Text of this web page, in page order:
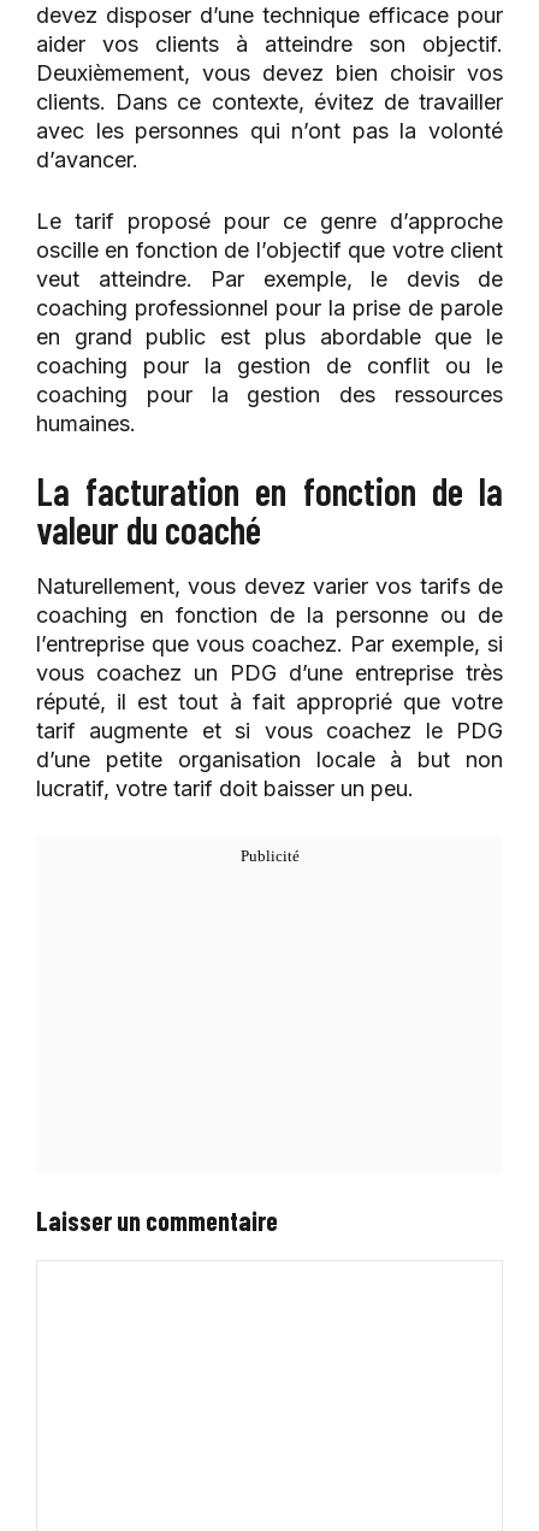
devez disposer d’une technique efficace pour
aider vos clients à atteindre son objectif.
Deuxièmement, vous devez bien choisir vos
clients. Dans ce contexte, évitez de travailler
avec les personnes qui n’ont pas la volonté
d’avancer.
Le tarif proposé pour ce genre d’approche
oscille en fonction de l’objectif que votre client
veut atteindre. Par exemple, le devis de
coaching professionnel pour la prise de parole
en grand public est plus abordable que le
coaching pour la gestion de conflit ou le
coaching pour la gestion des ressources
humaines.
La facturation en fonction de la
valeur du coaché
Naturellement, vous devez varier vos tarifs de
coaching en fonction de la personne ou de
l’entreprise que vous coachez. Par exemple, si
vous coachez un PDG d’une entreprise très
réputé, il est tout à fait approprié que votre
tarif augmente et si vous coachez le PDG
d’une petite organisation locale à but non
lucratif, votre tarif doit baisser un peu.
Laisser un commentaire